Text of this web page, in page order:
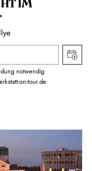
IM
notwendig
on-tour.de